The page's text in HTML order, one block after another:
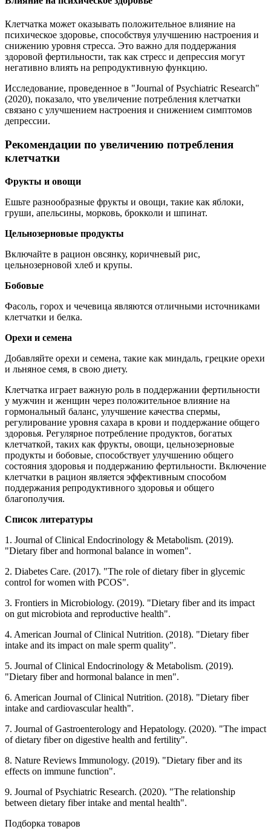
Клетчатка может оказывать положительное влияние на
психическое здоровье, способствуя улучшению настроения и
снижению уровня стресса. Это важно для поддержания
здоровой фертильности, так как стресс и депрессия могут
негативно влиять на репродуктивную функцию.
Исследование, проведенное в "Journal of Psychiatric Research"
(2020), показало, что увеличение потребления клетчатки
связано с улучшением настроения и снижением симптомов
депрессии.
Рекомендации по увеличению потребления
клетчатки
Фрукты и овощи
Ешьте разнообразные фрукты и овощи, такие как яблоки,
груши, апельсины, морковь, брокколи и шпинат.
Цельнозерновые продукты
Включайте в рацион овсянку, коричневый рис,
цельнозерновой хлеб и крупы.
Бобовые
Фасоль, горох и чечевица являются отличными источниками
клетчатки и белка.
Орехи и семена
Добавляйте орехи и семена, такие как миндаль, грецкие орехи
и льняное семя, в свою диету.
Клетчатка играет важную роль в поддержании фертильности
у мужчин и женщин через положительное влияние на
гормональный баланс, улучшение качества спермы,
регулирование уровня сахара в крови и поддержание общего
здоровья. Регулярное потребление продуктов, богатых
клетчаткой, таких как фрукты, овощи, цельнозерновые
продукты и бобовые, способствует улучшению общего
состояния здоровья и поддержанию фертильности. Включение
клетчатки в рацион является эффективным способом
поддержания репродуктивного здоровья и общего
благополучия.
Список литературы
1. Journal of Clinical Endocrinology & Metabolism. (2019).
"Dietary fiber and hormonal balance in women".
2. Diabetes Care. (2017). "The role of dietary fiber in glycemic
control for women with PCOS".
3. Frontiers in Microbiology. (2019). "Dietary fiber and its impact
on gut microbiota and reproductive health".
4. American Journal of Clinical Nutrition. (2018). "Dietary fiber
intake and its impact on male sperm quality".
5. Journal of Clinical Endocrinology & Metabolism. (2019).
"Dietary fiber and hormonal balance in men".
6. American Journal of Clinical Nutrition. (2018). "Dietary fiber
intake and cardiovascular health".
7. Journal of Gastroenterology and Hepatology. (2020). "The impact
of dietary fiber on digestive health and fertility".
8. Nature Reviews Immunology. (2019). "Dietary fiber and its
effects on immune function".
9. Journal of Psychiatric Research. (2020). "The relationship
between dietary fiber intake and mental health".
Подборка товаров